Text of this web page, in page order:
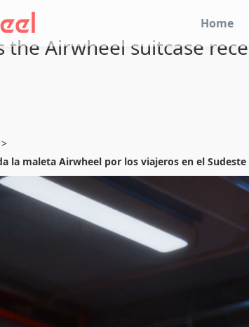
Home
the Airwheel suitcase
>
la maleta Airwheel por los viajeros en el